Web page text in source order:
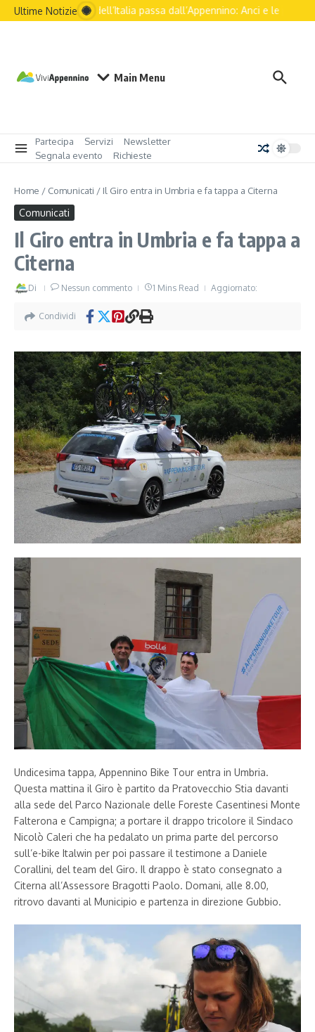
Salta al contenuto
Ultime NotizieIl futuro dell’Italia passa dall’Appennino: Anci e le
Main Menu
Partecipa Servizi
Newsletter
Segnala evento
Richieste
Home / Comunicati / Il Giro entra in Umbria e fa tappa a Citerna
Comunicati
Il Giro entra in Umbria e fa tappa a
Citerna
Di Nessun commento 1 Mins Read Aggiornato:
Condividi
Undicesima tappa, Appennino Bike Tour entra in Umbria.
Questa mattina il Giro è partito da Pratovecchio Stia davanti
alla sede del Parco Nazionale delle Foreste Casentinesi Monte
Falterona e Campigna; a portare il drappo tricolore il Sindaco
Nicolò Caleri che ha pedalato un prima parte del percorso
sull’e-bike Italwin per poi passare il testimone a Daniele
Corallini, del team del Giro. Il drappo è stato consegnato a
Citerna all’Assessore Bragotti Paolo. Domani, alle 8.00,
ritrovo davanti al Municipio e partenza in direzione Gubbio.